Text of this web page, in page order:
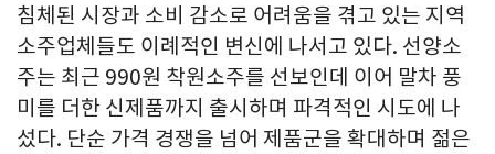
침체된 시장과 소비 감소로 어려움을 겪고 있는 지역
소주업체들도 이례적인 변신에 나서고 있다. 선양소
주는 최근 990원 착원소주를 선보인데 이어 말차 풍
미를 더한 신제품까지 출시하며 파격적인 시도에 나
섰다. 단순 가격 경쟁을 넘어 제품군을 확대하며 젊은